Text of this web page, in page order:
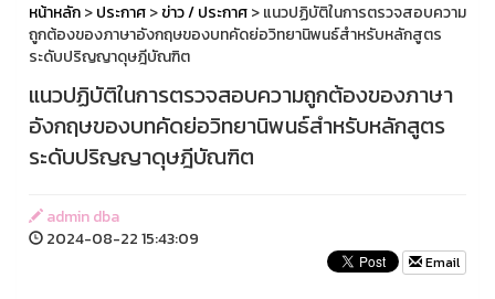
หน้าหลัก>ประกาศ>ข่าว / ประกาศ> แนวปฏิบัติในการตรวจสอบความ
ถูกต้องของภาษาอังกฤษของบทคัดย่อวิทยานิพนธ์สำหรับหลักสูตร
ระดับปริญญาดุษฎีบัณฑิต
แนวปฏิบัติในการตรวจสอบความถูกต้องของภาษา
อังกฤษของบทคัดย่อวิทยานิพนธ์สำหรับหลักสูตร
ระดับปริญญาดุษฎีบัณฑิต
admin dba
2024-08-22 15:43:09
Email